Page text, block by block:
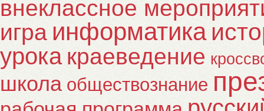
внеклассное
игра информатика
урока краеведение
школа обществознание